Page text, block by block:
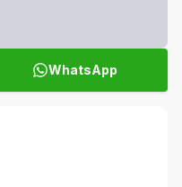
WhatsApp